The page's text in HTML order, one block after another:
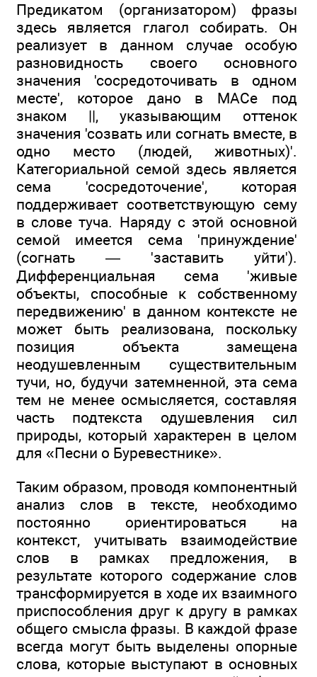
Предикатом (организатором) фразы
здесь является глагол собирать. Он
реализует в данном случае особую
разновидность своего основного
значения 'сосредоточивать в одном
месте', которое дано в МАСе под
знаком ||, указывающим оттенок
значения 'созвать или согнать вместе, в
одно место (людей, животных)'.
Категориальной семой здесь является
сема 'сосредоточение', которая
поддерживает соответствующую сему
в слове туча. Наряду с этой основной
семой имеется сема 'принуждение'
(согнать — 'заставить уйти').
Дифференциальная сема 'живые
объекты, способные к собственному
передвижению' в данном контексте не
может быть реализована, поскольку
позиция объекта замещена
неодушевленным существительным
тучи, но, будучи затемненной, эта сема
тем не менее осмысляется, составляя
часть подтекста одушевления сил
природы, который характерен в целом
для «Песни о Буревестнике».
Таким образом, проводя компонентный
анализ слов в тексте, необходимо
постоянно ориентироваться на
контекст, учитывать взаимодействие
слов в рамках предложения, в
результате которого содержание слов
трансформируется в ходе их взаимного
приспособления друг к другу в рамках
общего смысла фразы. В каждой фразе
всегда могут быть выделены опорные
слова, которые выступают в основных